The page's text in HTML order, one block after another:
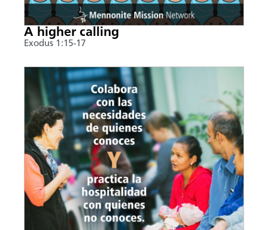
A higher calling
Exodus 1:15-17